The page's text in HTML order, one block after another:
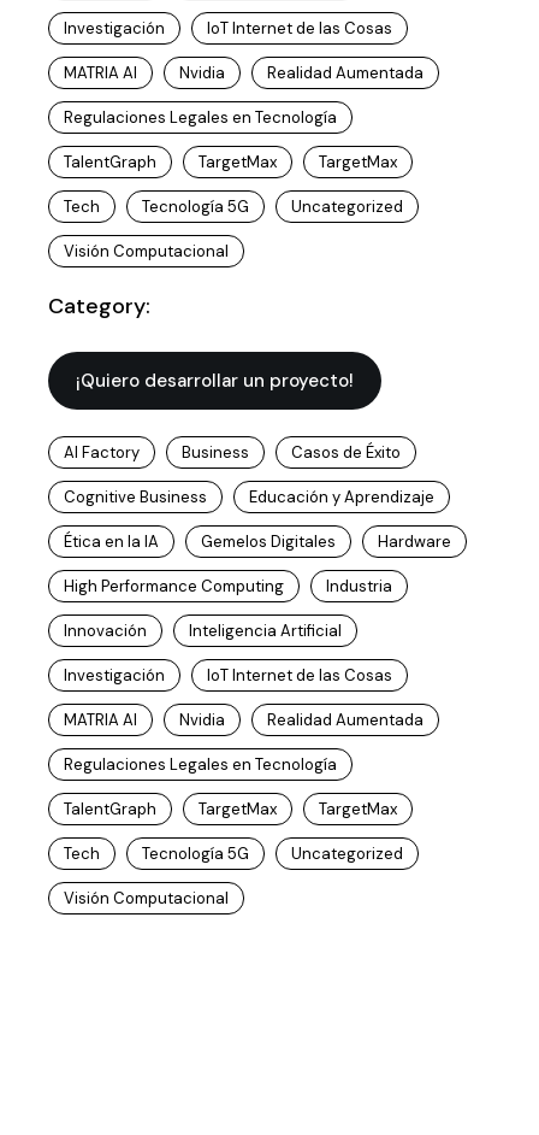
Investigación IoT Internet de las Cosas
MATRIA AI Nvidia Realidad Aumentada
Regulaciones Legales en Tecnología
TalentGraph TargetMax TargetMax
Tech Tecnología 5G Uncategorized
Visión Computacional
Category:
¡Quiero desarrollar un proyecto!
AI Factory Business Casos de Éxito
Cognitive Business Educación y Aprendizaje
Ética en la IA Gemelos Digitales Hardware
High Performance Computing Industria
Innovación Inteligencia Artificial
Investigación IoT Internet de las Cosas
MATRIA AI Nvidia Realidad Aumentada
Regulaciones Legales en Tecnología
TalentGraph TargetMax TargetMax
Tech Tecnología 5G Uncategorized
Visión Computacional